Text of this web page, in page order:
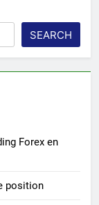
SEARCH
Forex en
position